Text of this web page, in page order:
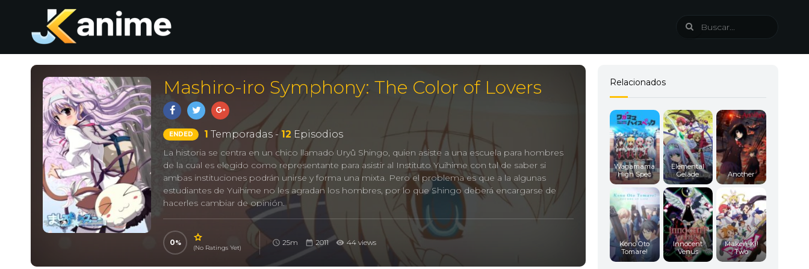
Mashiro-iro Symphony: The Color of Lovers
ENDED 1 Temporadas - 12 Episodios
La historia se centra en un chico llamado Uryû Shingo, quien asiste a una escuela para hombres
de la cual es elegido como representante para asistir al Instituto Yuihime con tal de saber si
ambas instituciones podrán unirse y forma una mixta. Pero el problema es que a la algunas
estudiantes de Yuihime no les agradan los hombres, por lo que Shingo deberá encargarse de
hacerles cambiar de opinión.
ましろ色シンフォニー -The color of lovers-, Mashiroiro Symphony: The Color of Lovers
0
(No Ratings Yet)
25m 2011 44 views
Relacionados
Wagamama
High Spec
Elemental
Gelade
Another
Kono Oto
Tomare!
Innocent
Venus
Maken-Ki!
Two